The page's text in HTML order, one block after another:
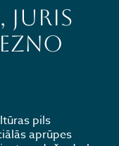
JURIS
pils
aprūpes